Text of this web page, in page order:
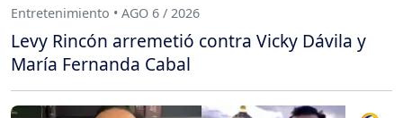
Entretenimiento • AGO 6 / 2026
Levy Rincón arremetió contra Vicky Dávila y
María Fernanda Cabal